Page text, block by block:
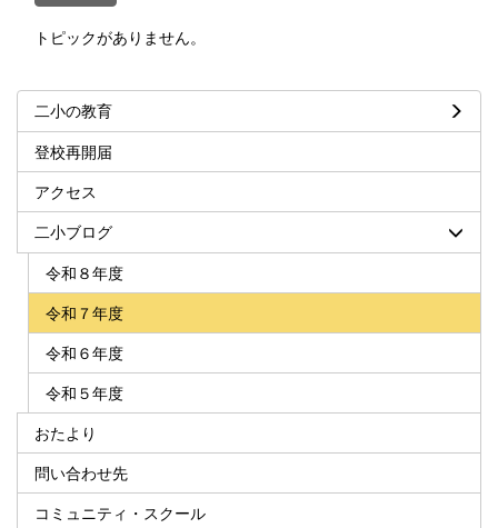
トピックがありません。
二小の教育
登校再開届
アクセス
二小ブログ
令和８年度
令和７年度
令和６年度
令和５年度
おたより
問い合わせ先
コミュニティ・スクール